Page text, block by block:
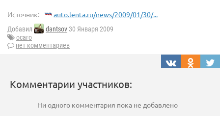
Источник: auto.lenta.ru/news/2009/01/30/...
Добавил dantsov 30 Января 2009
осаго
нет комментариев
Комментарии участников:
Ни одного комментария пока не добавлено